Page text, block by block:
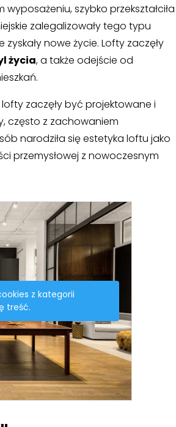
szybko przekształciła
zalegalizowały tego typu
nowe życie. Lofty zaczęły
życia, a także odejście od
zaczęły być projektowane i
często z zachowaniem
narodziła się estetyka loftu jako
przemysłowej z nowoczesnym
z kategorii
treść.